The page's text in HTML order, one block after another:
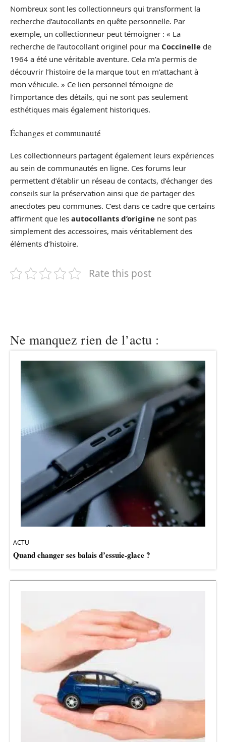
Nombreux sont les collectionneurs qui transforment la
recherche d’autocollants en quête personnelle. Par
exemple, un collectionneur peut témoigner : « La
recherche de l’autocollant originel pour ma Coccinelle de
1964 a été une véritable aventure. Cela m’a permis de
découvrir l’histoire de la marque tout en m’attachant à
mon véhicule. » Ce lien personnel témoigne de
l’importance des détails, qui ne sont pas seulement
esthétiques mais également historiques.
Échanges et communauté
Les collectionneurs partagent également leurs expériences
au sein de communautés en ligne. Ces forums leur
permettent d’établir un réseau de contacts, d’échanger des
conseils sur la préservation ainsi que de partager des
anecdotes peu communes. C’est dans ce cadre que certains
affirment que les autocollants d’origine ne sont pas
simplement des accessoires, mais véritablement des
éléments d’histoire.
Rate this post
Ne manquez rien de l’actu :
ACTU
Quand changer ses balais d’essuie-glace ?